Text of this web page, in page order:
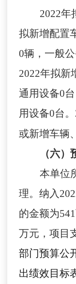
2022年
拟新增配置
0辆，一般
2022年拟新
通用设备0
用设备0台。
或新增车辆
（六
本单位
理。纳入
的金额为541
万元，项目
部门预算公
出绩效目标